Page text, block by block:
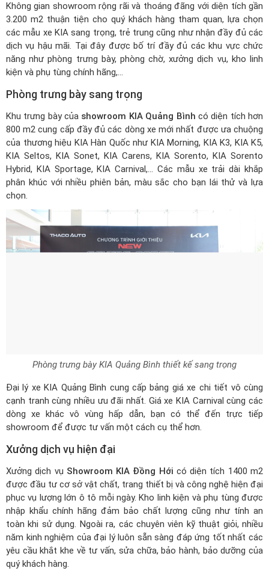
Không gian showroom rộng rãi và thoáng đãng với diện tích gần
3.200 m2 thuận tiện cho quý khách hàng tham quan, lựa chọn
các mẫu xe KIA sang trọng, trẻ trung cũng như nhận đầy đủ các
dịch vụ hậu mãi. Tại đây được bố trí đầy đủ các khu vực chức
năng như phòng trưng bày, phòng chờ, xưởng dịch vụ, kho linh
kiện và phụ tùng chính hãng,...
Phòng trưng bày sang trọng
Khu trưng bày của showroom KIA Quảng Bình có diện tích hơn
800 m2 cung cấp đầy đủ các dòng xe mới nhất được ưa chuộng
của thương hiệu KIA Hàn Quốc như KIA Morning, KIA K3, KIA K5,
KIA Seltos, KIA Sonet, KIA Carens, KIA Sorento, KIA Sorento
Hybrid, KIA Sportage, KIA Carnival,... Các mẫu xe trải dài khắp
phân khúc với nhiều phiên bản, màu sắc cho bạn lái thử và lựa
chọn.
Phòng trưng bày KIA Quảng Bình thiết kế sang trọng
Đại lý xe KIA Quảng Bình cung cấp bảng giá xe chi tiết vô cùng
cạnh tranh cùng nhiều ưu đãi nhất. Giá xe KIA Carnival cùng các
dòng xe khác vô vùng hấp dẫn, bạn có thể đến trực tiếp
showroom để được tư vấn một cách cụ thể hơn.
Xưởng dịch vụ hiện đại
Xưởng dịch vụ Showroom KIA Đồng Hới có diện tích 1400 m2
được đầu tư cơ sở vật chất, trang thiết bị và công nghệ hiện đại
phục vụ lượng lớn ô tô mỗi ngày. Kho linh kiện và phụ tùng được
nhập khẩu chính hãng đảm bảo chất lượng cũng như tính an
toàn khi sử dụng. Ngoài ra, các chuyên viên kỹ thuật giỏi, nhiều
năm kinh nghiệm của đại lý luôn sẵn sàng đáp ứng tốt nhất các
yêu cầu khắt khe về tư vấn, sửa chữa, bảo hành, bảo dưỡng của
quý khách hàng.